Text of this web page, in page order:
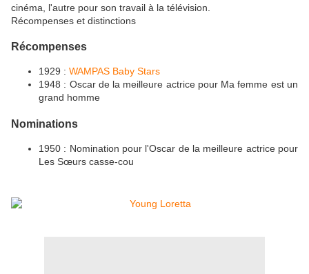
cinéma, l'autre pour son travail à la télévision.
Récompenses et distinctions
Récompenses
1929 : WAMPAS Baby Stars
1948 : Oscar de la meilleure actrice pour Ma femme est un
grand homme
Nominations
1950 : Nomination pour l'Oscar de la meilleure actrice pour
Les Sœurs casse-cou